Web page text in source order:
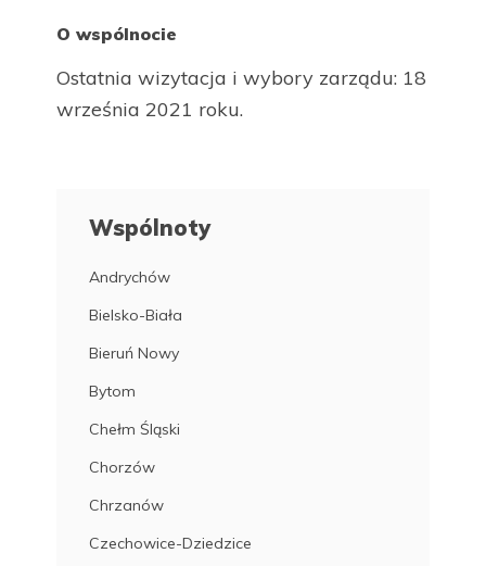
Wspólnoty
Andrychów
Bielsko-Biała
Bieruń Nowy
Bytom
Chełm Śląski
Chorzów
Chrzanów
Czechowice-Dziedzice
O wspólnocie
Ostatnia wizytacja i wybory zarządu: 18
września 2021 roku.